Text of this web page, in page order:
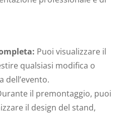
Puoi visualizzare il
qualsiasi modifica o
dell’evento.
il premontaggio, puoi
il design del stand,